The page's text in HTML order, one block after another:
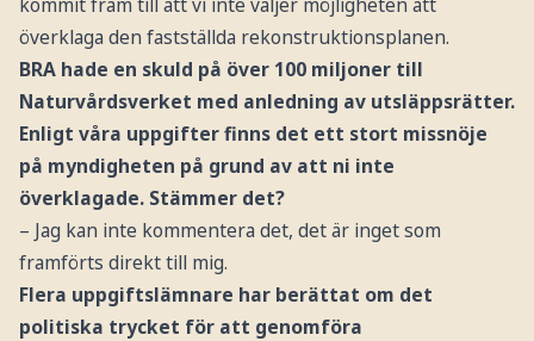
överklaga den fastställda rekonstruktionsplanen.
BRA hade en skuld på över 100 miljoner till
Naturvårdsverket med anledning av utsläppsrätter.
Enligt våra uppgifter finns det ett stort missnöje
på myndigheten på grund av att ni inte
överklagade. Stämmer det?
– Jag kan inte kommentera det, det är inget som
framförts direkt till mig.
Flera uppgiftslämnare har berättat om det
politiska trycket för att genomföra